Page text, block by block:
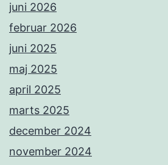
juni 2026
februar 2026
juni 2025
maj 2025
april 2025
marts 2025
december 2024
november 2024